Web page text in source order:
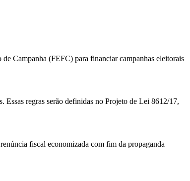
Campanha (FEFC) para financiar campanhas eleitorais
Essas regras serão definidas no Projeto de Lei 8612/17,
fiscal economizada com fim da propaganda